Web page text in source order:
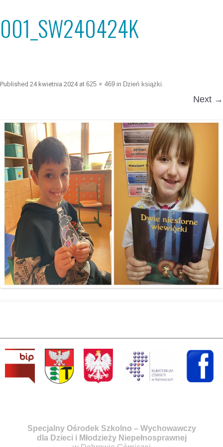
001_SW240424K
Published 24 kwietnia 2024at 625 × 469 in Dzień książki.
Next →
Specjalny Ośrodek Szkolno – Wychowawczy
dla Dzieci i Młodzieży Niepełnosprawnej